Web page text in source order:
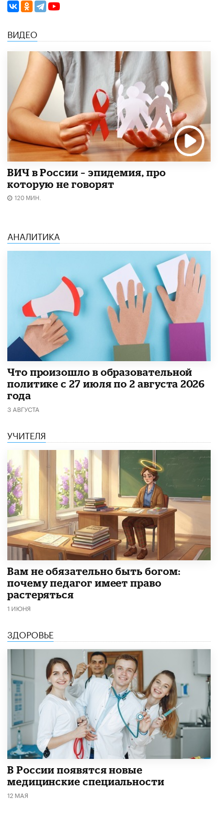
ВИДЕО
ВИЧ в России – эпидемия, про
которую не говорят
120 МИН.
АНАЛИТИКА
​Что произошло в образовательной
политике с 27 июля по 2 августа 2026
года
3 АВГУСТА
УЧИТЕЛЯ
​Вам не обязательно быть богом:
почему педагог имеет право
растеряться
1 ИЮНЯ
ЗДОРОВЬЕ
В России появятся новые
медицинские специальности
12 МАЯ